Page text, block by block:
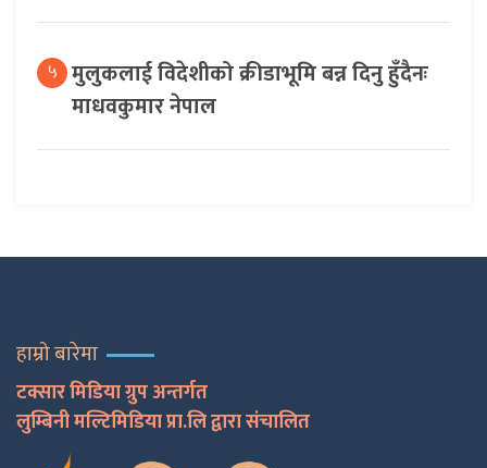
५ मुलुकलाई विदेशीको क्रीडाभूमि बन्न दिनु हुँदैनः
माधवकुमार नेपाल
हाम्रो बारेमा
टक्सार मिडिया ग्रुप अन्तर्गत
लुम्बिनी मल्टिमिडिया प्रा.लि द्वारा संचालित